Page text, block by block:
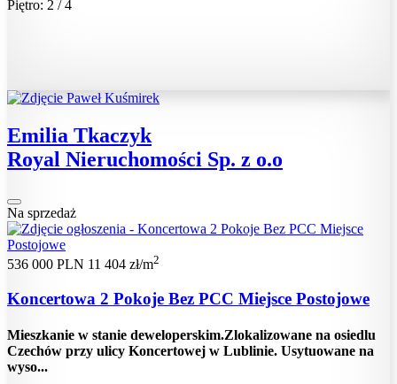
Piętro: 2 / 4
Emilia Tkaczyk
Royal Nieruchomości Sp. z o.o
Na sprzedaż
536 000 PLN 11 404 zł/m2
Koncertowa 2 Pokoje Bez PCC Miejsce Postojowe
Mieszkanie w stanie deweloperskim.Zlokalizowane na osiedlu
Czechów przy ulicy Koncertowej w Lublinie. Usytuowane na
wyso...